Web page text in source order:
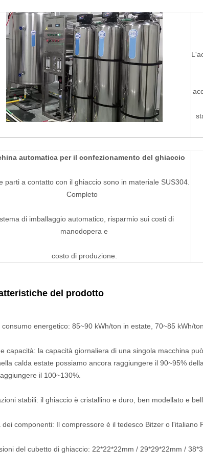
automatica per il confezionamento del ghiaccio
parti a contatto con il ghiaccio sono in materiale SUS304.
Completo
di imballaggio automatico, risparmio sui costi di
manodopera e
costo di produzione.
del prodotto
consumo energetico: 85~90 kWh/ton in estate, 70~85 kWh/
capacità: la capacità giornaliera di una singola macchina
calda estate possiamo ancora raggiungere il 90~95%
il 100~130%.
stabili: il ghiaccio è cristallino e duro, ben modellato e
dei componenti: Il compressore è il tedesco Bitzer o l'italiano
del cubetto di ghiaccio: 22*22*22mm / 29*29*22mm /